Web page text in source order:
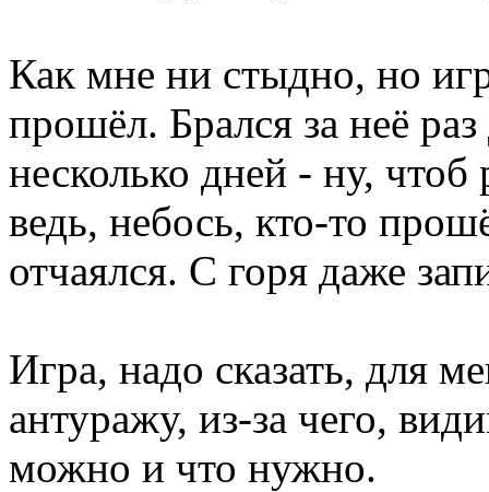
Как мне ни стыдно, но
прошёл. Брался за неё
несколько дней - ну,
ведь, небось, кто-то
отчаялся. С горя даже
Игра, надо сказать, для
антуражу, из-за чего,
можно и что нужно.